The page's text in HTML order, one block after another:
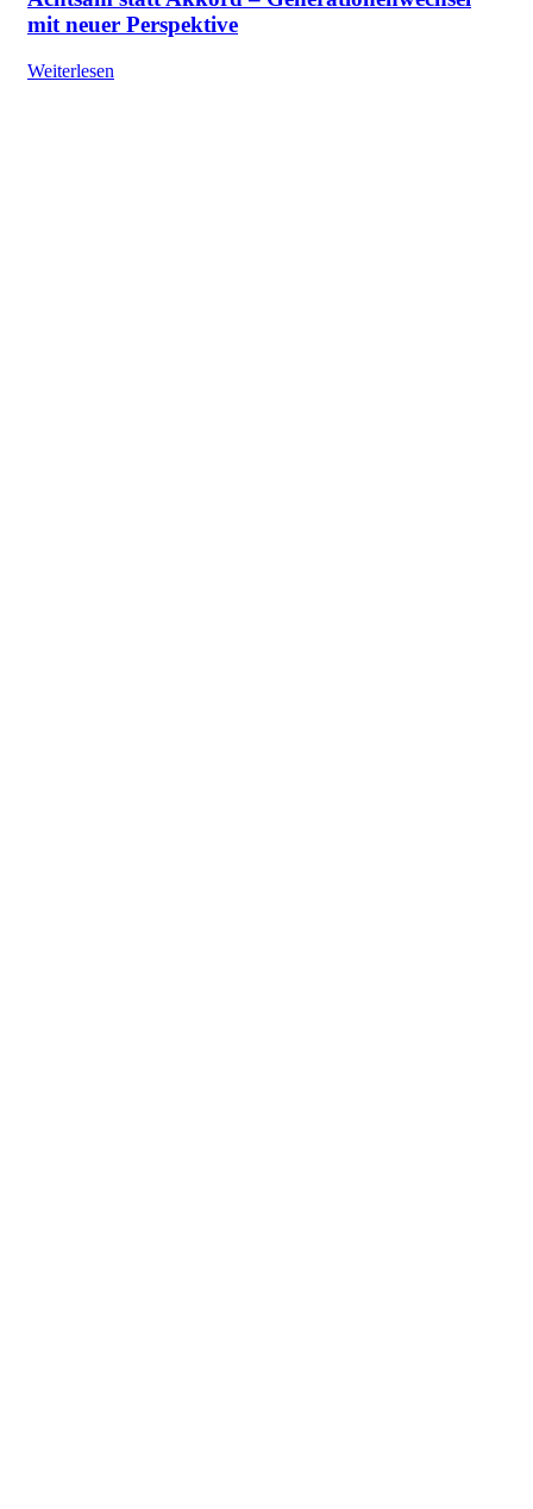
mit neuer Perspektive
Weiterlesen